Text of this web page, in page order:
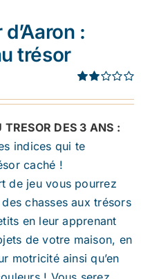
:
trésor
1.91
TRESOR DES 3 ANS :
indices qui te
caché !
de jeu vous pourrez
chasses aux trésors
en leur apprenant
de votre maison, en
motricité ainsi qu’en